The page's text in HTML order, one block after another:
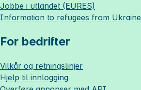
Jobbe i utlandet (EURES)
Information to refugees from Ukraine
For bedrifter
Vilkår og retningslinjer
Hjelp til innlogging